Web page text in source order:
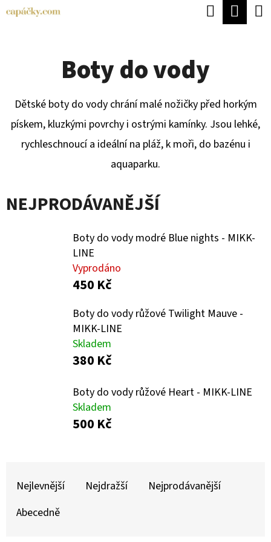
Přejít
Hledat
Boty do vody
Dětské boty do vody chrání malé nožičky před horkým
pískem, kluzkými povrchy i ostrými kamínky. Jsou lehké,
rychleschnoucí a ideální na pláž, k moři, do bazénu i
aquaparku.
NEJPRODÁVANĚJŠÍ
Boty do vody modré Blue nights - MIKK-
LINE
Vyprodáno
450 Kč
Boty do vody růžové Twilight Mauve -
MIKK-LINE
Skladem
380 Kč
Boty do vody růžové Heart - MIKK-LINE
Skladem
500 Kč
Nejlevnější Nejdražší
Nejprodávanější
Abecedně
K
O
P
O
E
B